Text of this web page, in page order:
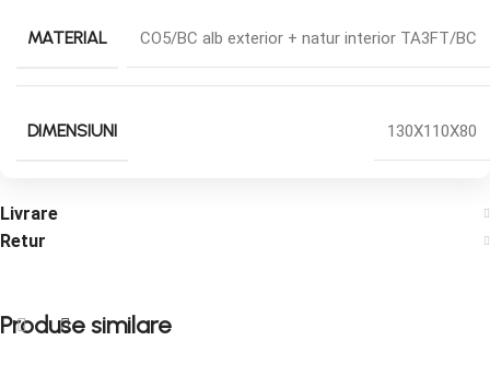
MATERIAL CO5/BC alb exterior + natur interior TA3FT/BC
DIMENSIUNI 130X110X80
Livrare
Retur
Produse similare